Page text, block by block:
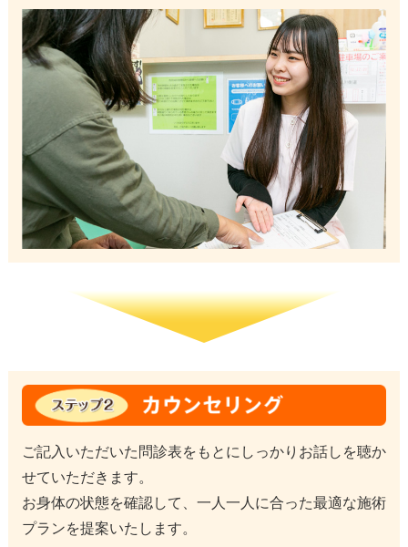
ご記入いただいた問診表をもとにしっかりお話しを聴か
せていただきます。
お身体の状態を確認して、一人一人に合った最適な施術
プランを提案いたします。